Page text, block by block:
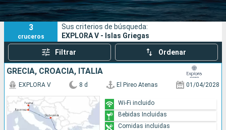
Puertos Compañías
Buscar
3
cruceros
Sus criterios de búsqueda:
EXPLORA V - Islas Griegas
Filtrar Ordenar
GRECIA, CROACIA, ITALIA
EXPLORA V 8 d El Pireo Atenas 01/04/2028
Wi-Fi incluido
Bebidas Incluidas
Comidas incluidas